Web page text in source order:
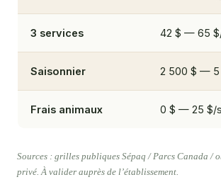
3 services 42 $ — 65
Saisonnier 2 500 $ — 5
Frais animaux 0 $ — 25 $/
Sources : grilles publiques Sépaq / Parcs Canada /
privé. À valider auprès de l’établissement.